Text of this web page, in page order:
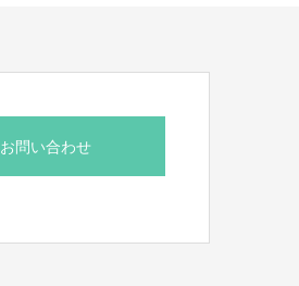
お問い合わせ